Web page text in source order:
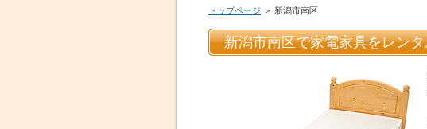
トップページ ＞ 新潟市南区
新潟市南区で家電家具をレン